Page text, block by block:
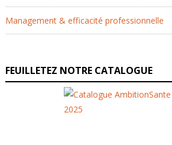
Management & efficacité professionnelle
FEUILLETEZ NOTRE CATALOGUE